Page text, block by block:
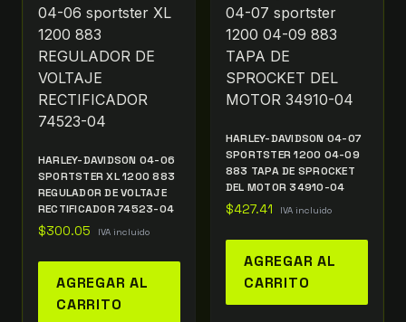
HARLEY-DAVIDSON 04-06
SPORTSTER XL 1200 883
REGULADOR DE VOLTAJE
RECTIFICADOR 74523-04
$300.05 IVA incluido
AGREGAR AL
CARRITO
HARLEY-DAVIDSON 04-07
SPORTSTER 1200 04-09
883 TAPA DE SPROCKET
DEL MOTOR 34910-04
$427.41 IVA incluido
AGREGAR AL
CARRITO